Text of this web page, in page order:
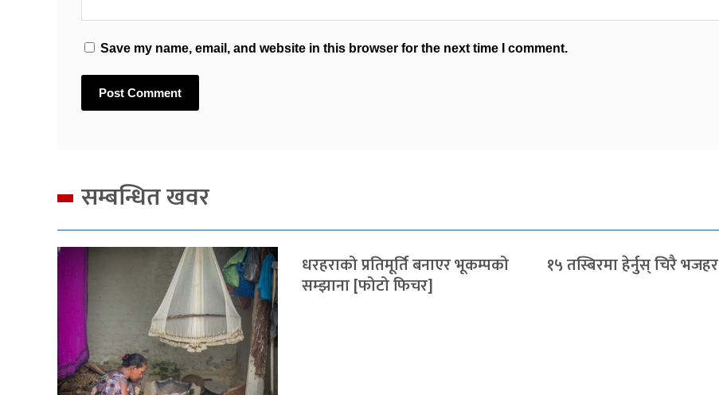
Save my name, email, and website in this browser for the next time I comment.
सम्बन्धित खवर
धरहराको प्रतिमूर्ति बनाएर भूकम्पको
सम्झाना [फोटो फिचर]
१५ तस्बिरमा हेर्नुस् चिरै भजहर